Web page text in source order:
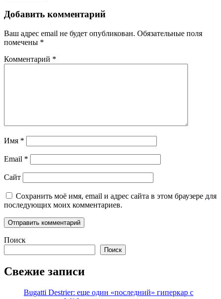
Добавить комментарий
Ваш адрес email не будет опубликован. Обязательные поля
помечены *
Комментарий *
Имя *
Email *
Сайт
Сохранить моё имя, email и адрес сайта в этом браузере для
последующих моих комментариев.
Поиск
Поиск
Свежие записи
Bugatti Destrier: еще один «последний» гиперкар с